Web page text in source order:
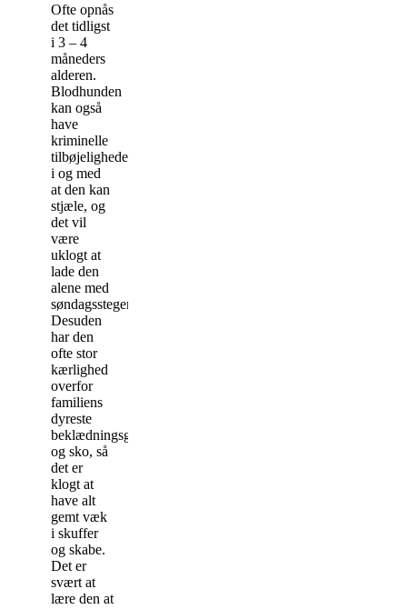
Ofte opnås
det tidligst
i 3 – 4
måneders
alderen.
Blodhunden
kan også
have
kriminelle
tilbøjeligheder
i og med
at den kan
stjæle, og
det vil
være
uklogt at
lade den
alene med
søndagsstegen.
Desuden
har den
ofte stor
kærlighed
overfor
familiens
dyreste
beklædningsgenstande
og sko, så
det er
klogt at
have alt
gemt væk
i skuffer
og skabe.
Det er
svært at
lære den at